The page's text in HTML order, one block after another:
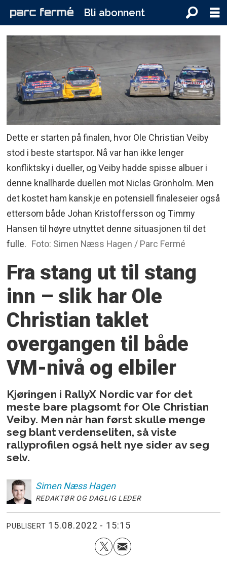
Bli abonnent
Dette er starten på finalen, hvor Ole Christian Veiby
stod i beste startspor. Nå var han ikke lenger
konfliktsky i dueller, og Veiby hadde spisse albuer i
denne knallharde duellen mot Niclas Grönholm. Men
det kostet ham kanskje en potensiell finaleseier også
ettersom både Johan Kristoffersson og Timmy
Hansen til høyre utnyttet denne situasjonen til det
fulle. Foto: Simen Næss Hagen / Parc Fermé
Fra stang ut til stang
inn – slik har Ole
Christian taklet
overgangen til både
VM-nivå og elbiler
Kjøringen i RallyX Nordic var for det
meste bare plagsomt for Ole Christian
Veiby. Men når han først skulle menge
seg blant verdenseliten, så viste
rallyprofilen også helt nye sider av seg
selv.
Simen Næss Hagen
REDAKTØR OG DAGLIG LEDER
PUBLISERT 15.08.2022 - 15:15